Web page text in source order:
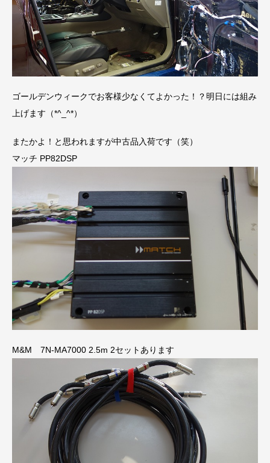
ゴールデンウィークでお客様少なくてよかった！？明日には組み
上げます（*^_^*）
またかよ！と思われますが中古品入荷です（笑）
マッチ PP82DSP
M&M 7N-MA7000 2.5m 2セットあります